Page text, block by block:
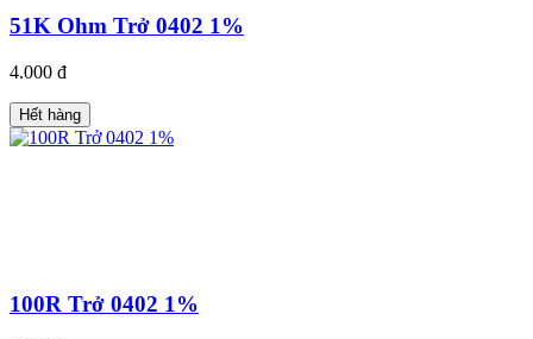
51K Ohm Trở 0402 1%
4.000 đ
Hết hàng
100R Trở 0402 1%